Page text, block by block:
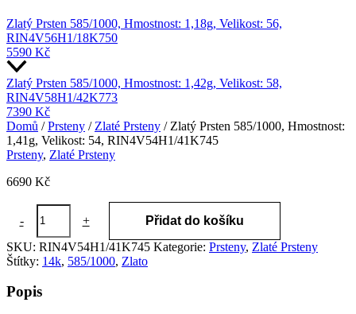
Zlatý Prsten 585/1000, Hmostnost: 1,18g, Velikost: 56,
RIN4V56H1/18K750
5590 Kč
Zlatý Prsten 585/1000, Hmostnost: 1,42g, Velikost: 58,
RIN4V58H1/42K773
7390 Kč
Domů /Prsteny / Zlaté Prsteny / Zlatý Prsten 585/1000, Hmostnost:
1,41g, Velikost: 54, RIN4V54H1/41K745
Prsteny, Zlaté Prsteny
6690 Kč
-
Prsten
585/1000,
Hmostnost:
1,41g,
54,
+
Přidat do košíku
SKU: RIN4V54H1/41K745 Kategorie: Prsteny, Zlaté Prsteny
Štítky: 14k, 585/1000, Zlato
Popis